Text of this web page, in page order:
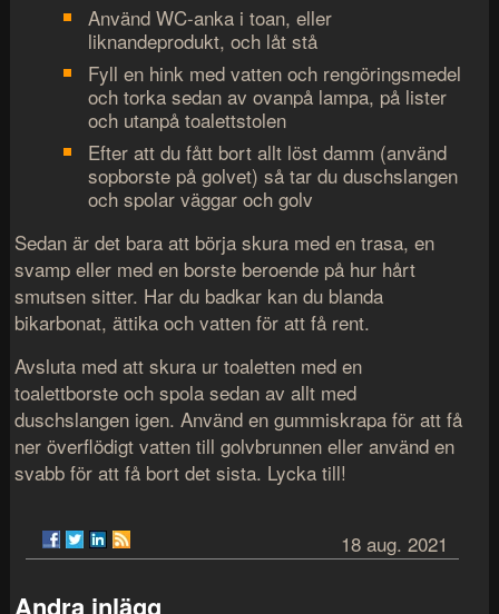
Använd WC-anka i toan, eller
liknandeprodukt, och låt stå
Fyll en hink med vatten och rengöringsmedel
och torka sedan av ovanpå lampa, på lister
och utanpå toalettstolen
Efter att du fått bort allt löst damm (använd
sopborste på golvet) så tar du duschslangen
och spolar väggar och golv
Sedan är det bara att börja skura med en trasa, en
svamp eller med en borste beroende på hur hårt
smutsen sitter. Har du badkar kan du blanda
bikarbonat, ättika och vatten för att få rent.
Avsluta med att skura ur toaletten med en
toalettborste och spola sedan av allt med
duschslangen igen. Använd en gummiskrapa för att få
ner överflödigt vatten till golvbrunnen eller använd en
svabb för att få bort det sista. Lycka till!
18 aug. 2021
Andra inlägg